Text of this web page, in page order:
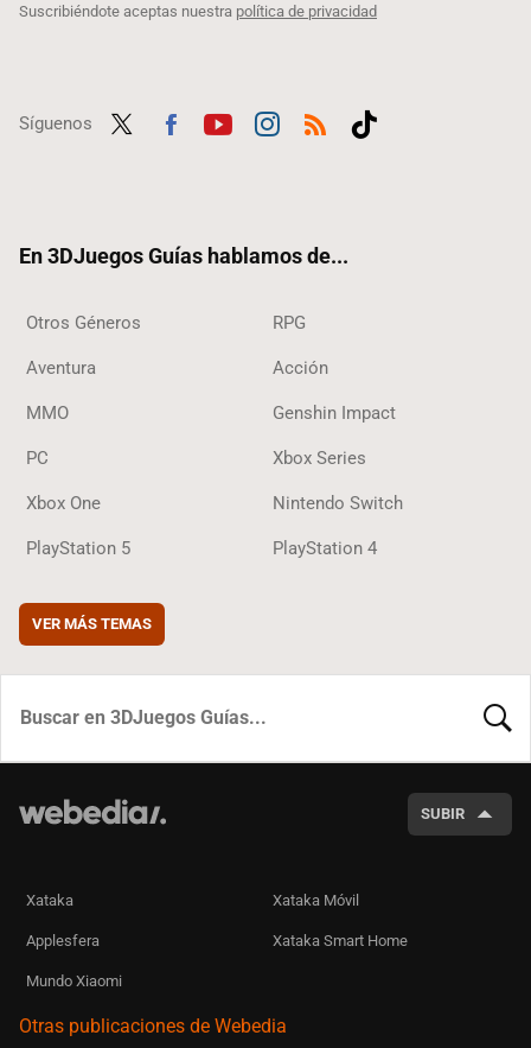
Suscribiéndote aceptas nuestra política de privacidad
Síguenos
En 3DJuegos Guías hablamos de...
Otros Géneros RPG
Aventura Acción
MMO Genshin Impact
PC Xbox Series
Xbox One Nintendo Switch
PlayStation 5 PlayStation 4
VER MÁS TEMAS
SUBIR
Xataka Xataka Móvil
Applesfera Xataka Smart Home
Mundo Xiaomi
Otras publicaciones de Webedia